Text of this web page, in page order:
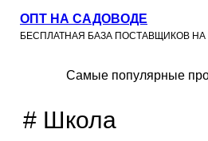
ОПТ НА САДОВОДЕ
БЕСПЛАТНАЯ БАЗА ПОСТАВЩИКОВ
Самые популярные
# Школа